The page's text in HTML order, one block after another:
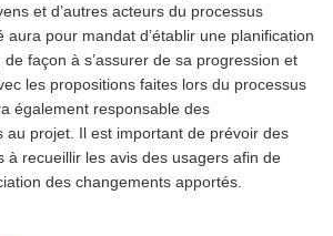
et d’autres acteurs du processus
aura pour mandat d’établir une planification
façon à s’assurer de sa progression et
les propositions faites lors du processus
également responsable des
au projet. Il est important de prévoir des
à recueillir les avis des usagers afin de
des changements apportés.